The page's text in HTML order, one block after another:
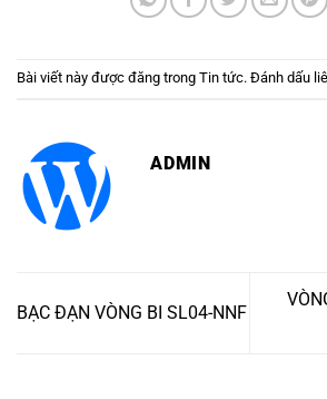
Bài viết này được đăng trong Tin tức. Đánh dấu
ADMIN
BẠC ĐẠN VÒNG BI SL04-NNF